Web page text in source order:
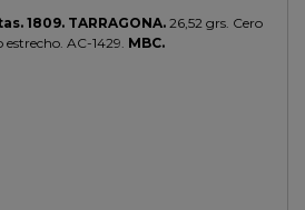
1809. TARRAGONA. 26,52 grs. Cero
estrecho. AC-1429. MBC.